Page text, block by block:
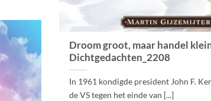
Droom groot, maar handel
Dichtgedachten_2208
In 1961 kondigde president John F.
de VS tegen het einde van [...]